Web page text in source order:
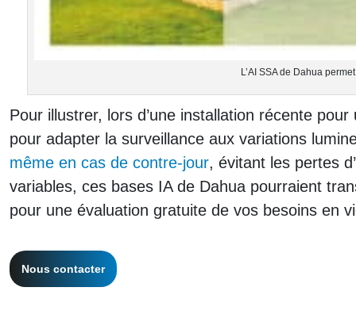
L’AI SSA de Dahua
Pour illustrer, lors d’une installation récente
pour adapter la surveillance aux variations
même en cas de contre-jour, évitant les pertes
variables, ces bases IA de Dahua pourraient
pour une évaluation gratuite de vos besoins en
Nous contacter